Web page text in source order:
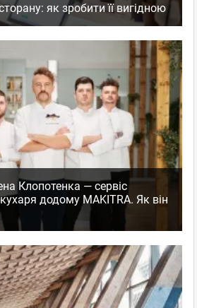
як зробити її вигідною
Клопотенка — сервіс
додому MAKITRA. Як він